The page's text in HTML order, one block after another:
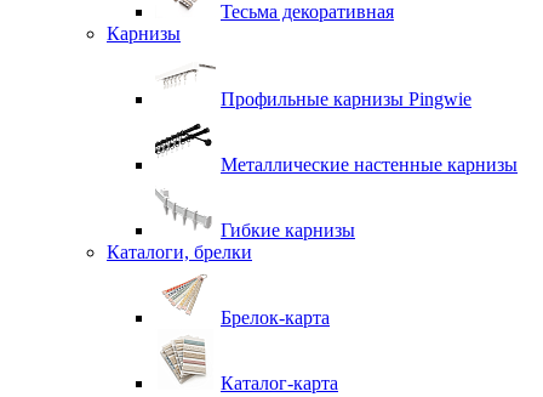
Тесьма декоративная
Карнизы
Профильные карнизы Pingwie
Металлические настенные карнизы
Гибкие карнизы
Каталоги, брелки
Брелок-карта
Каталог-карта